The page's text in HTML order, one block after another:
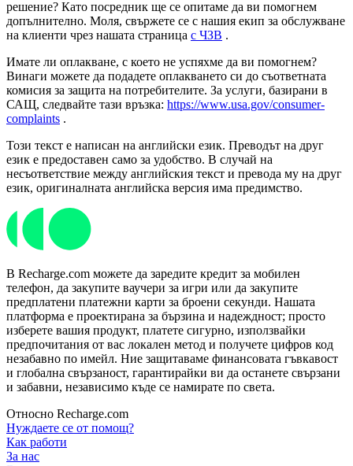
решение? Като посредник ще се опитаме да ви помогнем
допълнително. Моля, свържете се с нашия екип за обслужване
на клиенти чрез нашата страница с ЧЗВ .
Имате ли оплакване, с което не успяхме да ви помогнем?
Винаги можете да подадете оплакването си до съответната
комисия за защита на потребителите. За услуги, базирани в
САЩ, следвайте тази връзка: https://www.usa.gov/consumer-
complaints .
Този текст е написан на английски език. Преводът на друг
език е предоставен само за удобство. В случай на
несъответствие между английския текст и превода му на друг
език, оригиналната английска версия има предимство.
В Recharge.com можете да заредите кредит за мобилен
телефон, да закупите ваучери за игри или да закупите
предплатени платежни карти за броени секунди. Нашата
платформа е проектирана за бързина и надеждност; просто
изберете вашия продукт, платете сигурно, използвайки
предпочитания от вас локален метод и получете цифров код
незабавно по имейл. Ние защитаваме финансовата гъвкавост
и глобална свързаност, гарантирайки ви да останете свързани
и забавни, независимо къде се намирате по света.
Относно Recharge.com
Нуждаете се от помощ?
Как работи
За нас